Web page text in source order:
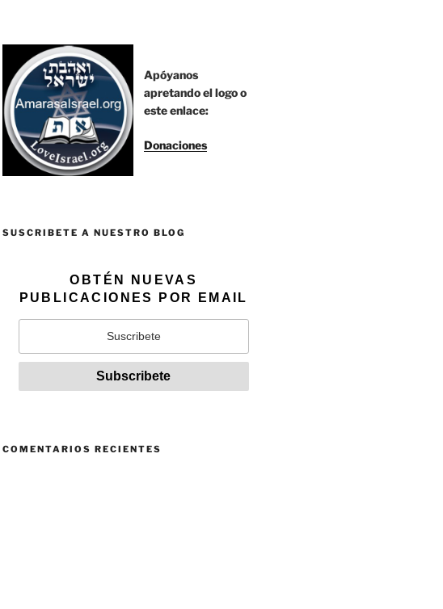
Apóyanos
apretando el logo o
este enlace:
Donaciones
SUSCRIBETE A NUESTRO BLOG
OBTÉN NUEVAS
PUBLICACIONES POR EMAIL
COMENTARIOS RECIENTES